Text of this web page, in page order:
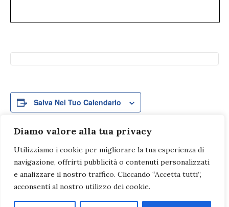
Diamo valore alla tua privacy
Utilizziamo i cookie per migliorare la tua esperienza di
navigazione, offrirti pubblicità o contenuti personalizzati
e analizzare il nostro traffico. Cliccando “Accetta tutti”,
acconsenti al nostro utilizzo dei cookie.
Salva Nel Tuo Calendario
Evento
Navigazione
«GITA A CREMA –
SUGGESTIONI
GUIDATE IN
Assemblea generale
ordinaria 2024